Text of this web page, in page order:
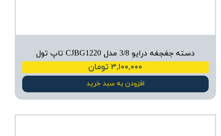
دسته جغجغه درایو 3/8 مدل CJBG1220 تاپ تول
۳,۱۰۰,۰۰۰ تومان
افزودن به سبد خرید